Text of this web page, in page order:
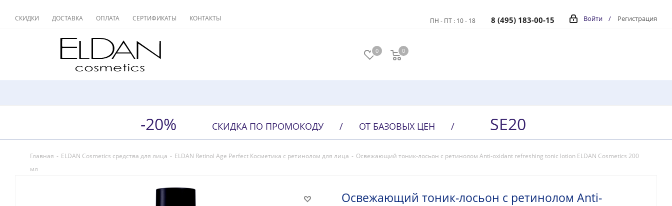
СКИДКИ ДОСТАВКА ОПЛАТА СЕРТИФИКАТЫ КОНТАКТЫ Войти / Регистрация
ПН - ПТ : 10 - 18 8 (495) 183-00-15
0 0
-20% СКИДКА ПО ПРОМОКОДУ / ОТ БАЗОВЫХ ЦЕН / SE20
Главная - ELDAN Cosmetics средства для лица - ELDAN Retinol Age Perfect Косметика с ретинолом для лица - Освежающий тоник-лосьон с ретинолом Anti-oxidant refreshing tonic lotion ELDAN Cosmetics 200
мл
Освежающий тоник-лосьон с ретинолом Anti-